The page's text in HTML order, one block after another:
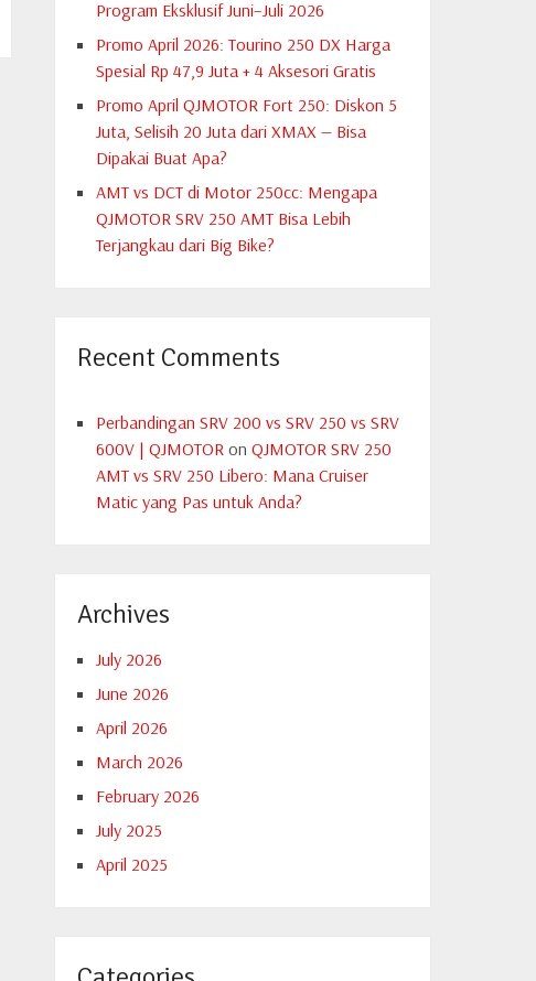
Program Eksklusif Juni–Juli 2026
Promo April 2026: Tourino 250 DX Harga
Spesial Rp 47,9 Juta + 4 Aksesori Gratis
Promo April QJMOTOR Fort 250: Diskon 5
Juta, Selisih 20 Juta dari XMAX — Bisa
Dipakai Buat Apa?
AMT vs DCT di Motor 250cc: Mengapa
QJMOTOR SRV 250 AMT Bisa Lebih
Terjangkau dari Big Bike?
Recent Comments
Perbandingan SRV 200 vs SRV 250 vs SRV
600V | QJMOTOR onQJMOTOR SRV 250
AMT vs SRV 250 Libero: Mana Cruiser
Matic yang Pas untuk Anda?
Archives
July 2026
June 2026
April 2026
March 2026
February 2026
July 2025
April 2025